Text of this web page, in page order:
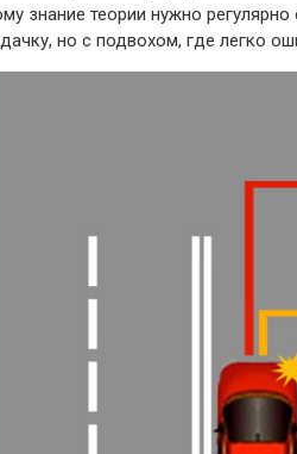
знание теории нужно
но с подвохом, где легко